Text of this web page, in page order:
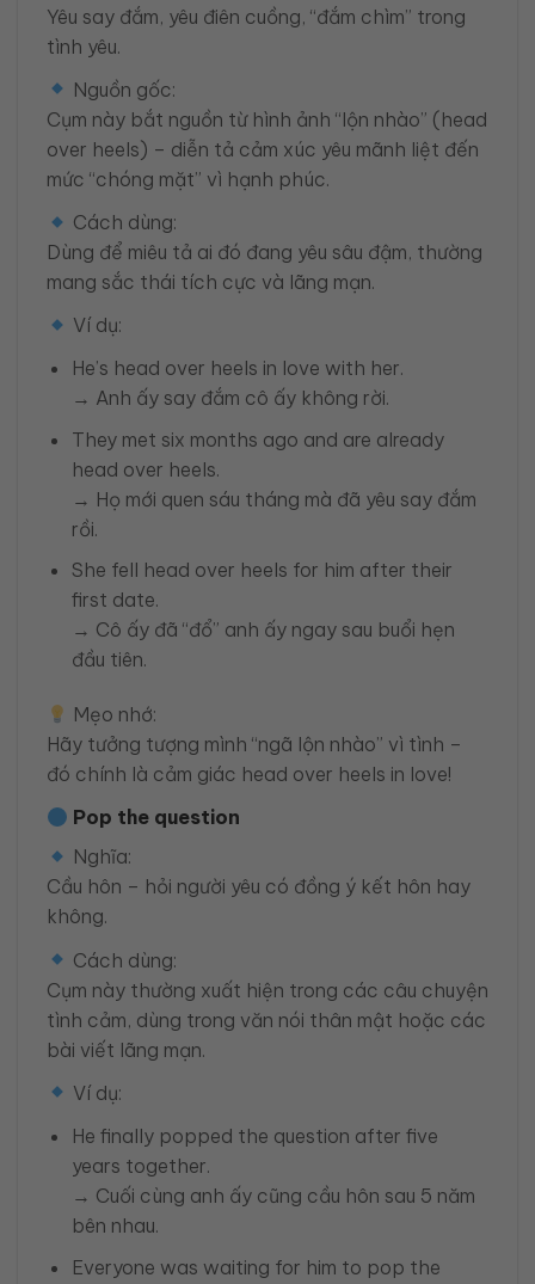
Yêu say đắm, yêu điên cuồng, “đắm chìm” trong
tình yêu.
Nguồn gốc:
Cụm này bắt nguồn từ hình ảnh “lộn nhào” (head
over heels) – diễn tả cảm xúc yêu mãnh liệt đến
mức “chóng mặt” vì hạnh phúc.
Cách dùng:
Dùng để miêu tả ai đó đang yêu sâu đậm, thường
mang sắc thái tích cực và lãng mạn.
Ví dụ:
He’s head over heels in love with her.
→ Anh ấy say đắm cô ấy không rời.
They met six months ago and are already
head over heels.
→ Họ mới quen sáu tháng mà đã yêu say đắm
rồi.
She fell head over heels for him after their
first date.
→ Cô ấy đã “đổ” anh ấy ngay sau buổi hẹn
đầu tiên.
Mẹo nhớ:
Hãy tưởng tượng mình “ngã lộn nhào” vì tình –
đó chính là cảm giác head over heels in love!
Pop the question
Nghĩa:
Cầu hôn – hỏi người yêu có đồng ý kết hôn hay
không.
Cách dùng:
Cụm này thường xuất hiện trong các câu chuyện
tình cảm, dùng trong văn nói thân mật hoặc các
bài viết lãng mạn.
Ví dụ:
He finally popped the question after five
years together.
→ Cuối cùng anh ấy cũng cầu hôn sau 5 năm
bên nhau.
Everyone was waiting for him to pop the